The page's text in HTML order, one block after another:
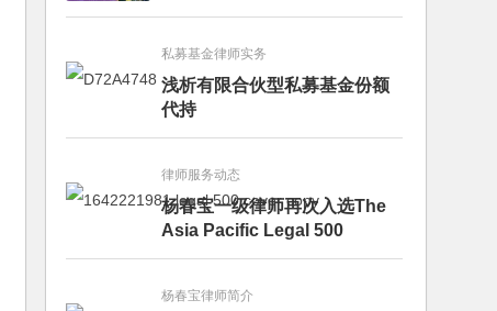
私募基金律师实务
浅析有限合伙型私募基金份额
代持
律师服务动态
杨春宝一级律师再次入选The
Asia Pacific Legal 500
杨春宝律师简介